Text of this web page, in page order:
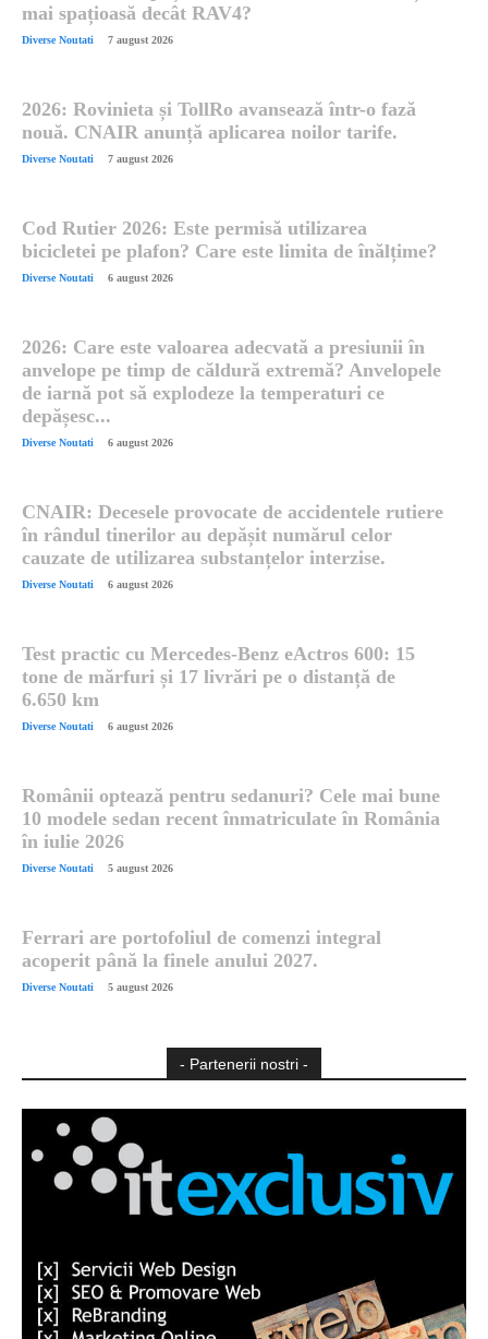
mai spațioasă decât RAV4?
Diverse Noutati 7 august 2026
2026: Rovinieta și TollRo avansează într-o fază
nouă. CNAIR anunță aplicarea noilor tarife.
Diverse Noutati 7 august 2026
Cod Rutier 2026: Este permisă utilizarea
bicicletei pe plafon? Care este limita de înălțime?
Diverse Noutati 6 august 2026
2026: Care este valoarea adecvată a presiunii în
anvelope pe timp de căldură extremă? Anvelopele
de iarnă pot să explodeze la temperaturi ce
depășesc...
Diverse Noutati 6 august 2026
CNAIR: Decesele provocate de accidentele rutiere
în rândul tinerilor au depășit numărul celor
cauzate de utilizarea substanțelor interzise.
Diverse Noutati 6 august 2026
Test practic cu Mercedes-Benz eActros 600: 15
tone de mărfuri și 17 livrări pe o distanță de
6.650 km
Diverse Noutati 6 august 2026
Românii optează pentru sedanuri? Cele mai bune
10 modele sedan recent înmatriculate în România
în iulie 2026
Diverse Noutati 5 august 2026
Ferrari are portofoliul de comenzi integral
acoperit până la finele anului 2027.
Diverse Noutati 5 august 2026
- Partenerii nostri -